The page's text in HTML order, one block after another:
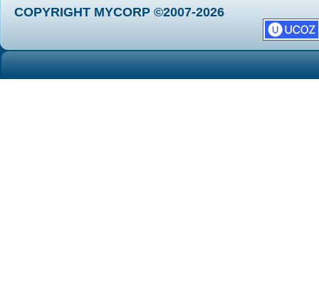
COPYRIGHT MYCORP ©2007-2026